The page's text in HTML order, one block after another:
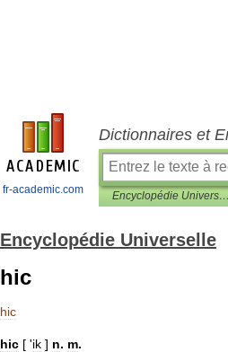
fr-academic.com
Dictionnaires et
Encyclopédie Universelle
Encyclopédie Universelle
hic
hic
hic [ 'ik ] n. m.